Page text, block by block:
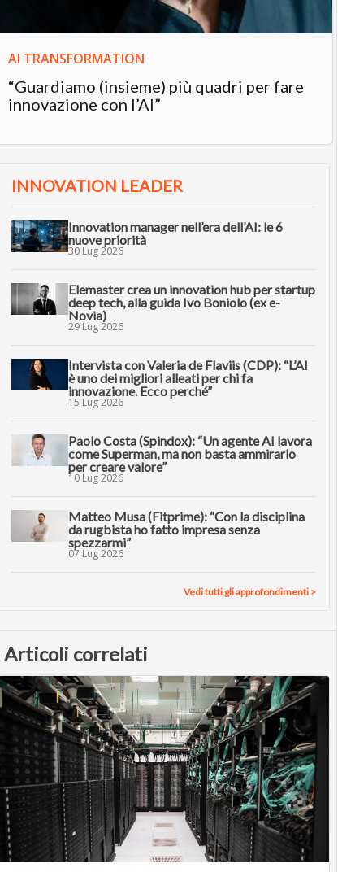
AI TRANSFORMATION
“Guardiamo (insieme) più quadri per fare
innovazione con l’AI”
INNOVATION LEADER
Innovation manager nell’era dell’AI: le 6
nuove priorità
30 Lug 2026
Elemaster crea un innovation hub per startup
deep tech, alla guida Ivo Boniolo (ex e-
Novia)
29 Lug 2026
Intervista con Valeria de Flaviis (CDP): “L’AI
è uno dei migliori alleati per chi fa
innovazione. Ecco perché”
15 Lug 2026
Paolo Costa (Spindox): “Un agente AI lavora
come Superman, ma non basta ammirarlo
per creare valore”
10 Lug 2026
Matteo Musa (Fitprime): “Con la disciplina
da rugbista ho fatto impresa senza
spezzarmi”
07 Lug 2026
Vedi tutti gli approfondimenti >
Articoli correlati